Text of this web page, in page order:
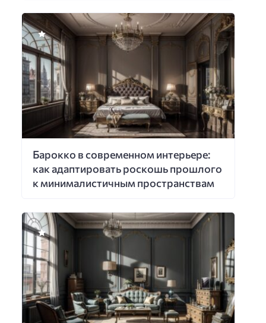
Барокко в современном интерьере:
как адаптировать роскошь прошлого
к минималистичным пространствам